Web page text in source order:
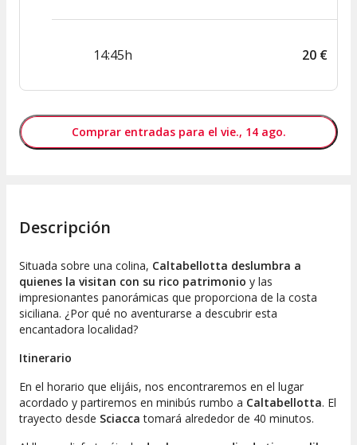
14:45h 20 €
Comprar entradas para el vie., 14 ago.
Descripción
Situada sobre una colina, Caltabellotta deslumbra a
quienes la visitan con su rico patrimonio y las
impresionantes panorámicas que proporciona de la costa
siciliana. ¿Por qué no aventurarse a descubrir esta
encantadora localidad?
Itinerario
En el horario que elijáis, nos encontraremos en el lugar
acordado y partiremos en minibús rumbo a Caltabellotta. El
trayecto desde Sciacca tomará alrededor de 40 minutos.